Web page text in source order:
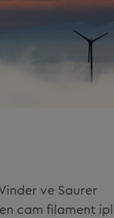
ve Saurer
cam filament